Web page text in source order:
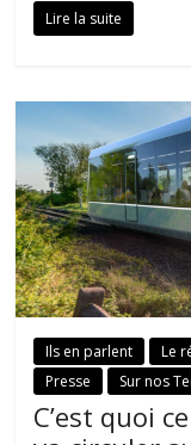
Lire la suite
Ils en parlent Le
Presse
Sur nos
C’est quoi